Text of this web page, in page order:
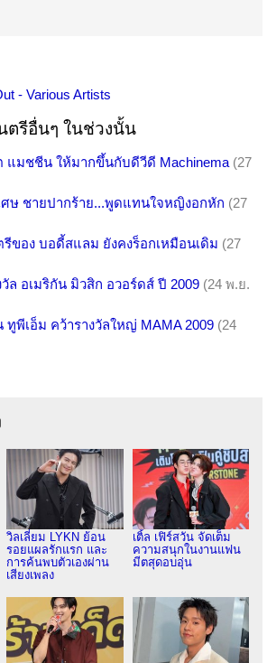
- Various Artists
ตรีอื่นๆ ในช่วงนั้น
แมชชีน ให้มากขึ้นกับดีวีดี Machinema (27
ษ ชายปากร้าย...พูดแทนใจหญิงอกหัก (27
ของ บอดี้สแลม ยังคงร็อกเหมือนเดิม (27
ล อเมริกัน มิวสิก อวอร์ดส์ ปี 2009 (24 พ.ย.
พีเอ็ม คว้ารางวัลใหญ่ MAMA 2009 (24
วิลเลี่ยม LYKN ย้อน
รอยแผลรักแรก และ
การค้นพบตัวเองผ่าน
เสียงเพลง
เติ้ล เฟิร์สวัน จัดเต็ม
ความสนุกในงานแฟน
มีตสุดอบอุ่น